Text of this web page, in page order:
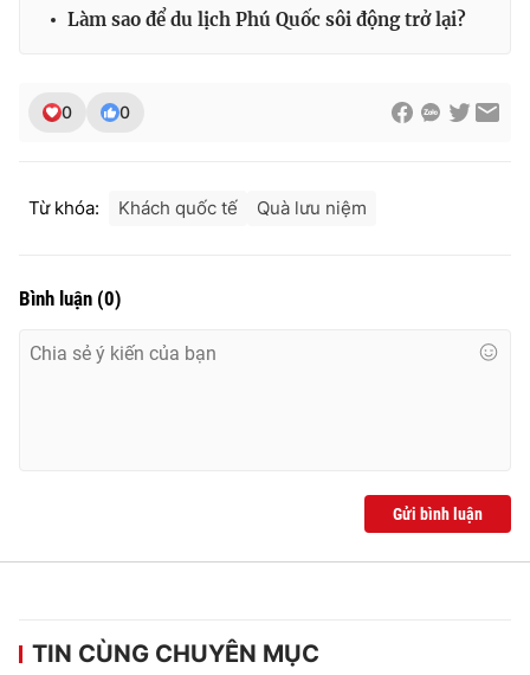
Làm sao để du lịch Phú Quốc sôi động trở lại?
0 0
Từ khóa: Khách quốc tế Quà lưu niệm
Bình luận (0)
Gửi bình luận
TIN CÙNG CHUYÊN MỤC